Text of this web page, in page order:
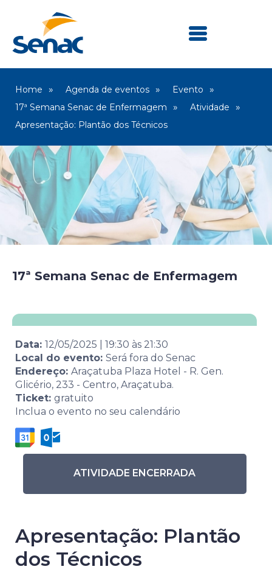
Home Agenda de eventos
Evento
17ª Semana Senac de Enfermagem
Atividade
Apresentação: Plantão dos Técnicos
17ª Semana Senac de Enfermagem
Data: 12/05/2025 19:30 às 21:30
Local do evento: Será fora do Senac
Endereço: Araçatuba Plaza Hotel - R. Gen.
Glicério, 233 - Centro, Araçatuba.
Ticket: gratuito
Inclua o evento no seu calendário
ATIVIDADE ENCERRADA
Apresentação: Plantão
dos Técnicos